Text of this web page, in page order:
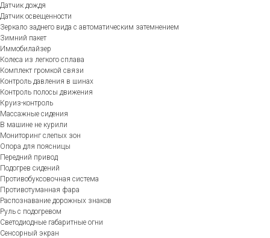
Датчик дождя
Датчик освещенности
Зеркало заднего вида с автоматическим затемнением
Зимний пакет
Иммобилайзер
Колеса из легкого сплава
Комплект громкой связи
Контроль давления в шинах
Контроль полосы движения
Круиз-контроль
Массажные сидения
В машине не курили
Мониторинг слепых зон
Опора для поясницы
Передний привод
Подогрев сидений
Противобуксовочная система
Противотуманная фара
Распознавание дорожных знаков
Руль с подогревом
Светодиодные габаритные огни
Сенсорный экран